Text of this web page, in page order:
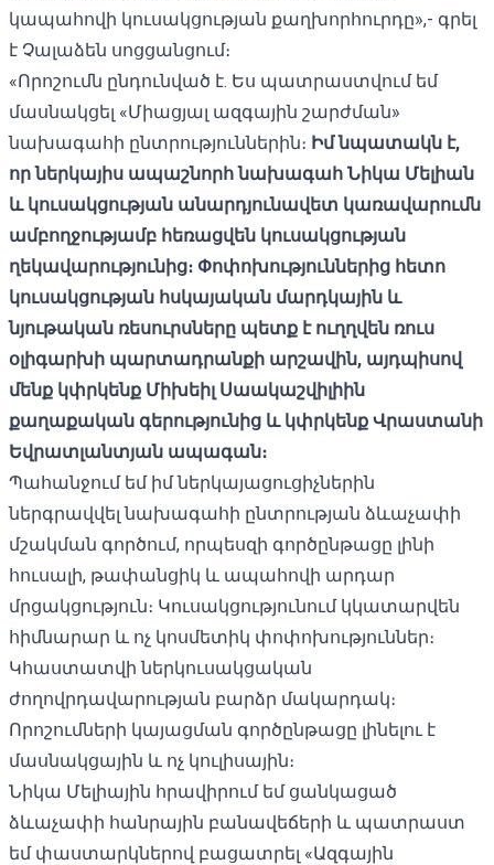
կապահովի կուսակցության քաղխորհուրդը»,- գրել
է Չալաձեն սոցցանցում։
«Որոշումն ընդունված է. Ես պատրաստվում եմ
մասնակցել «Միացյալ ազգային շարժման»
նախագահի ընտրություններին։ Իմ նպատակն է,
որ ներկայիս ապաշնորհ նախագահ Նիկա Մելիան
և կուսակցության անարդյունավետ կառավարումն
ամբողջությամբ հեռացվեն կուսակցության
ղեկավարությունից։ Փոփոխություններից հետո
կուսակցության հսկայական մարդկային և
նյութական ռեսուրսները պետք է ուղղվեն ռուս
օլիգարխի պարտադրանքի արշավին, այդպիսով
մենք կփրկենք Միխեիլ Սաակաշվիլիին
քաղաքական գերությունից և կփրկենք Վրաստանի
Եվրատլանտյան ապագան։
Պահանջում եմ իմ ներկայացուցիչներին
ներգրավվել նախագահի ընտրության ձևաչափի
մշակման գործում, որպեսզի գործընթացը լինի
հուսալի, թափանցիկ և ապահովի արդար
մրցակցություն։ Կուսակցությունում կկատարվեն
հիմնարար և ոչ կոսմետիկ փոփոխություններ։
Կհաստատվի ներկուսակցական
ժողովրդավարության բարձր մակարդակ։
Որոշումների կայացման գործընթացը լինելու է
մասնակցային և ոչ կուլիսային։
Նիկա Մելիային հրավիրում եմ ցանկացած
ձևաչափի հանրային բանավեճերի և պատրաստ
եմ փաստարկներով բացատրել «Ազգային